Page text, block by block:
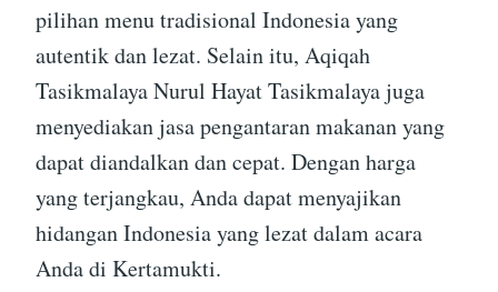
pilihan menu tradisional Indonesia yang
autentik dan lezat. Selain itu, Aqiqah
Tasikmalaya Nurul Hayat Tasikmalaya juga
menyediakan jasa pengantaran makanan yang
dapat diandalkan dan cepat. Dengan harga
yang terjangkau, Anda dapat menyajikan
hidangan Indonesia yang lezat dalam acara
Anda di Kertamukti.